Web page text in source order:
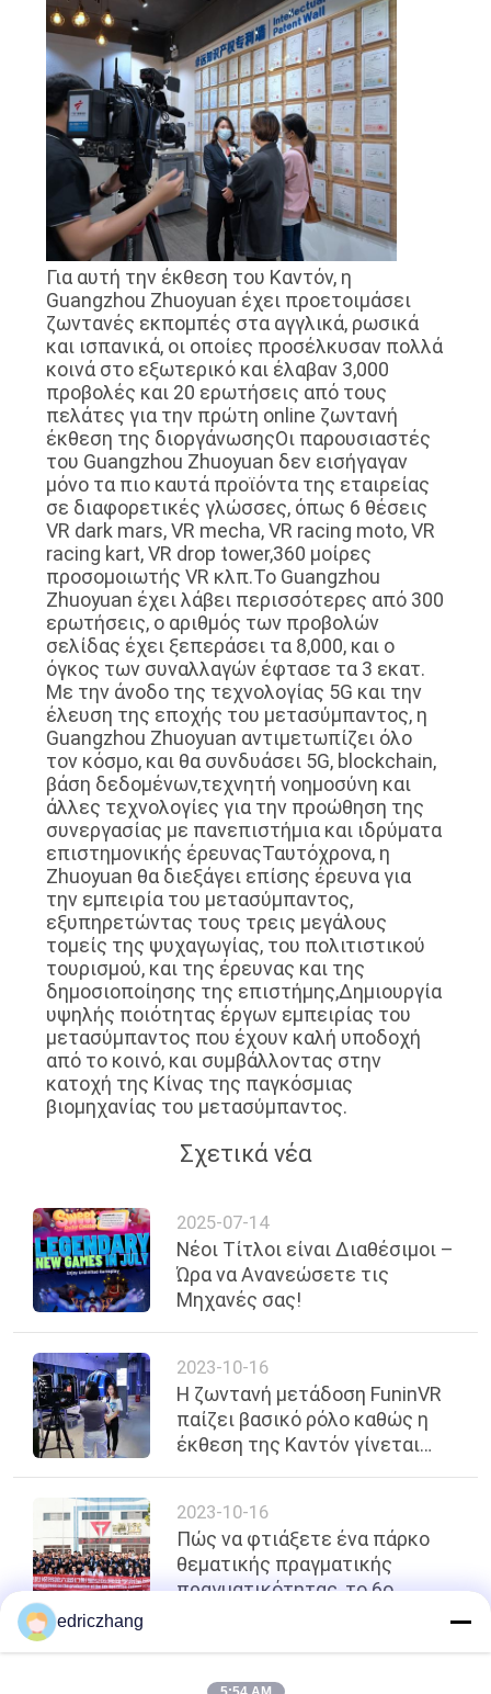
Για αυτή την έκθεση του Καντόν, η
Guangzhou Zhuoyuan έχει προετοιμάσει
ζωντανές εκπομπές στα αγγλικά, ρωσικά
και ισπανικά, οι οποίες προσέλκυσαν πολλά
κοινά στο εξωτερικό και έλαβαν 3,000
προβολές και 20 ερωτήσεις από τους
πελάτες για την πρώτη online ζωντανή
έκθεση της διοργάνωσηςΟι παρουσιαστές
του Guangzhou Zhuoyuan δεν εισήγαγαν
μόνο τα πιο καυτά προϊόντα της εταιρείας
σε διαφορετικές γλώσσες, όπως 6 θέσεις
VR dark mars, VR mecha, VR racing moto, VR
racing kart, VR drop tower,360 μοίρες
προσομοιωτής VR κλπ.Το Guangzhou
Zhuoyuan έχει λάβει περισσότερες από 300
ερωτήσεις, ο αριθμός των προβολών
σελίδας έχει ξεπεράσει τα 8,000, και ο
όγκος των συναλλαγών έφτασε τα 3 εκατ.
Με την άνοδο της τεχνολογίας 5G και την
έλευση της εποχής του μετασύμπαντος, η
Guangzhou Zhuoyuan αντιμετωπίζει όλο
τον κόσμο, και θα συνδυάσει 5G, blockchain,
βάση δεδομένων,τεχνητή νοημοσύνη και
άλλες τεχνολογίες για την προώθηση της
συνεργασίας με πανεπιστήμια και ιδρύματα
επιστημονικής έρευναςΤαυτόχρονα, η
Zhuoyuan θα διεξάγει επίσης έρευνα για
την εμπειρία του μετασύμπαντος,
εξυπηρετώντας τους τρεις μεγάλους
τομείς της ψυχαγωγίας, του πολιτιστικού
τουρισμού, και της έρευνας και της
δημοσιοποίησης της επιστήμης,Δημιουργία
υψηλής ποιότητας έργων εμπειρίας του
μετασύμπαντος που έχουν καλή υποδοχή
από το κοινό, και συμβάλλοντας στην
κατοχή της Κίνας της παγκόσμιας
βιομηχανίας του μετασύμπαντος.
Σχετικά νέα
2025-07-14
Νέοι Τίτλοι είναι Διαθέσιμοι –
Ώρα να Ανανεώσετε τις
Μηχανές σας!
2023-10-16
Η ζωντανή μετάδοση FuninVR
παίζει βασικό ρόλο καθώς η
έκθεση της Καντόν γίνεται
2023-10-16
Πώς να φτιάξετε ένα πάρκο
θεματικής πραγματικής
πραγματικότητας, το 6ο
κορυφή
edriczhang